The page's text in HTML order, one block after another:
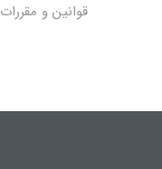
قوانین و مقررات